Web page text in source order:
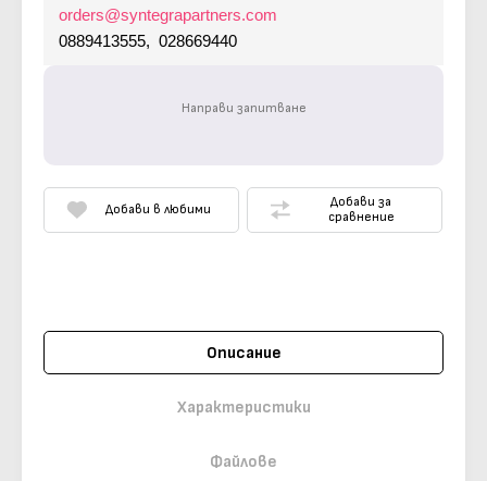
orders@syntegrapartners.com
0889413555, 028669440
Направи запитване
Добави в любими
Добави за
сравнение
Описание
Характеристики
Файлове